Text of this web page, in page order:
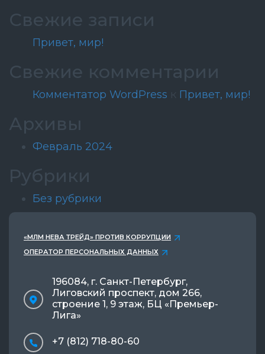
Свежие записи
Привет, мир!
Свежие комментарии
Комментатор WordPress к Привет, мир!
Архивы
Февраль 2024
Рубрики
Без рубрики
«МЛМ НЕВА ТРЕЙД» ПРОТИВ КОРРУПЦИИ
ОПЕРАТОР ПЕРСОНАЛЬНЫХ ДАННЫХ
196084, г. Санкт-Петербург,
Лиговский проспект, дом 266,
строение 1, 9 этаж, БЦ «Премьер-
Лига»
+7 (812) 718-80-60